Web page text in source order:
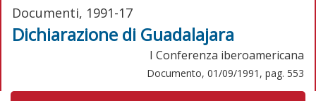
Documenti, 1991-17
Dichiarazione di Guadalajara
I Conferenza iberoamericana
Documento, 01/09/1991, pag. 553